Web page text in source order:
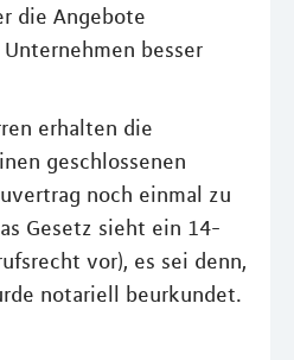
die Angebote
besser
erhalten die
geschlossenen
noch einmal zu
Gesetz sieht ein 14-
vor), es sei denn,
notariell beurkundet.